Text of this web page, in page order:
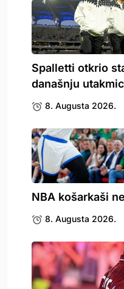
Spalletti otkrio
današnju
8. Augusta 2026.
NBA košarkaši
8. Augusta 2026.